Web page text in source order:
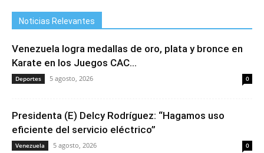
Noticias Relevantes
Venezuela logra medallas de oro, plata y bronce en
Karate en los Juegos CAC...
Deportes 5 agosto, 2026 0
Presidenta (E) Delcy Rodríguez: “Hagamos uso
eficiente del servicio eléctrico”
Venezuela 5 agosto, 2026 0